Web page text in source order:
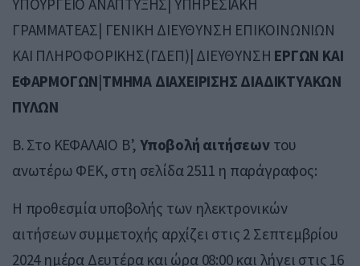
ΥΠΟΥΡΓΕΙΟ ΑΝΑΠΤΥΞΗΣ| ΥΠΗΡΕΣΙΑΚΗ
ΓΡΑΜΜΑΤΕΑΣ| ΓΕΝΙΚΗ ΔΙΕΥΘΥΝΣΗ ΕΠΙΚΟΙΝΩΝΙΩΝ
ΚΑΙ ΠΛΗΡΟΦΟΡΙΚΗΣ(ΓΔΕΠ)| ΔΙΕΥΘΥΝΣΗ ΕΡΓΩΝ ΚΑΙ
ΕΦΑΡΜΟΓΩΝ|ΤΜΗΜΑ ΔΙΑΧΕΙΡΙΣΗΣ ΔΙΑΔΙΚΤΥΑΚΩΝ
ΠΥΛΩΝ
Β. Στο ΚΕΦΑΛΑΙΟ B’, Υποβολή αιτήσεωντου
ανωτέρω ΦΕΚ, στη σελίδα 2511 η παράγραφος:
Η προθεσμία υποβολής των ηλεκτρονικών
αιτήσεων συμμετοχής αρχίζει στις 2 Σεπτεμβρίου
2024 ημέρα Δευτέρα και ώρα 08:00 και λήγει στις 16